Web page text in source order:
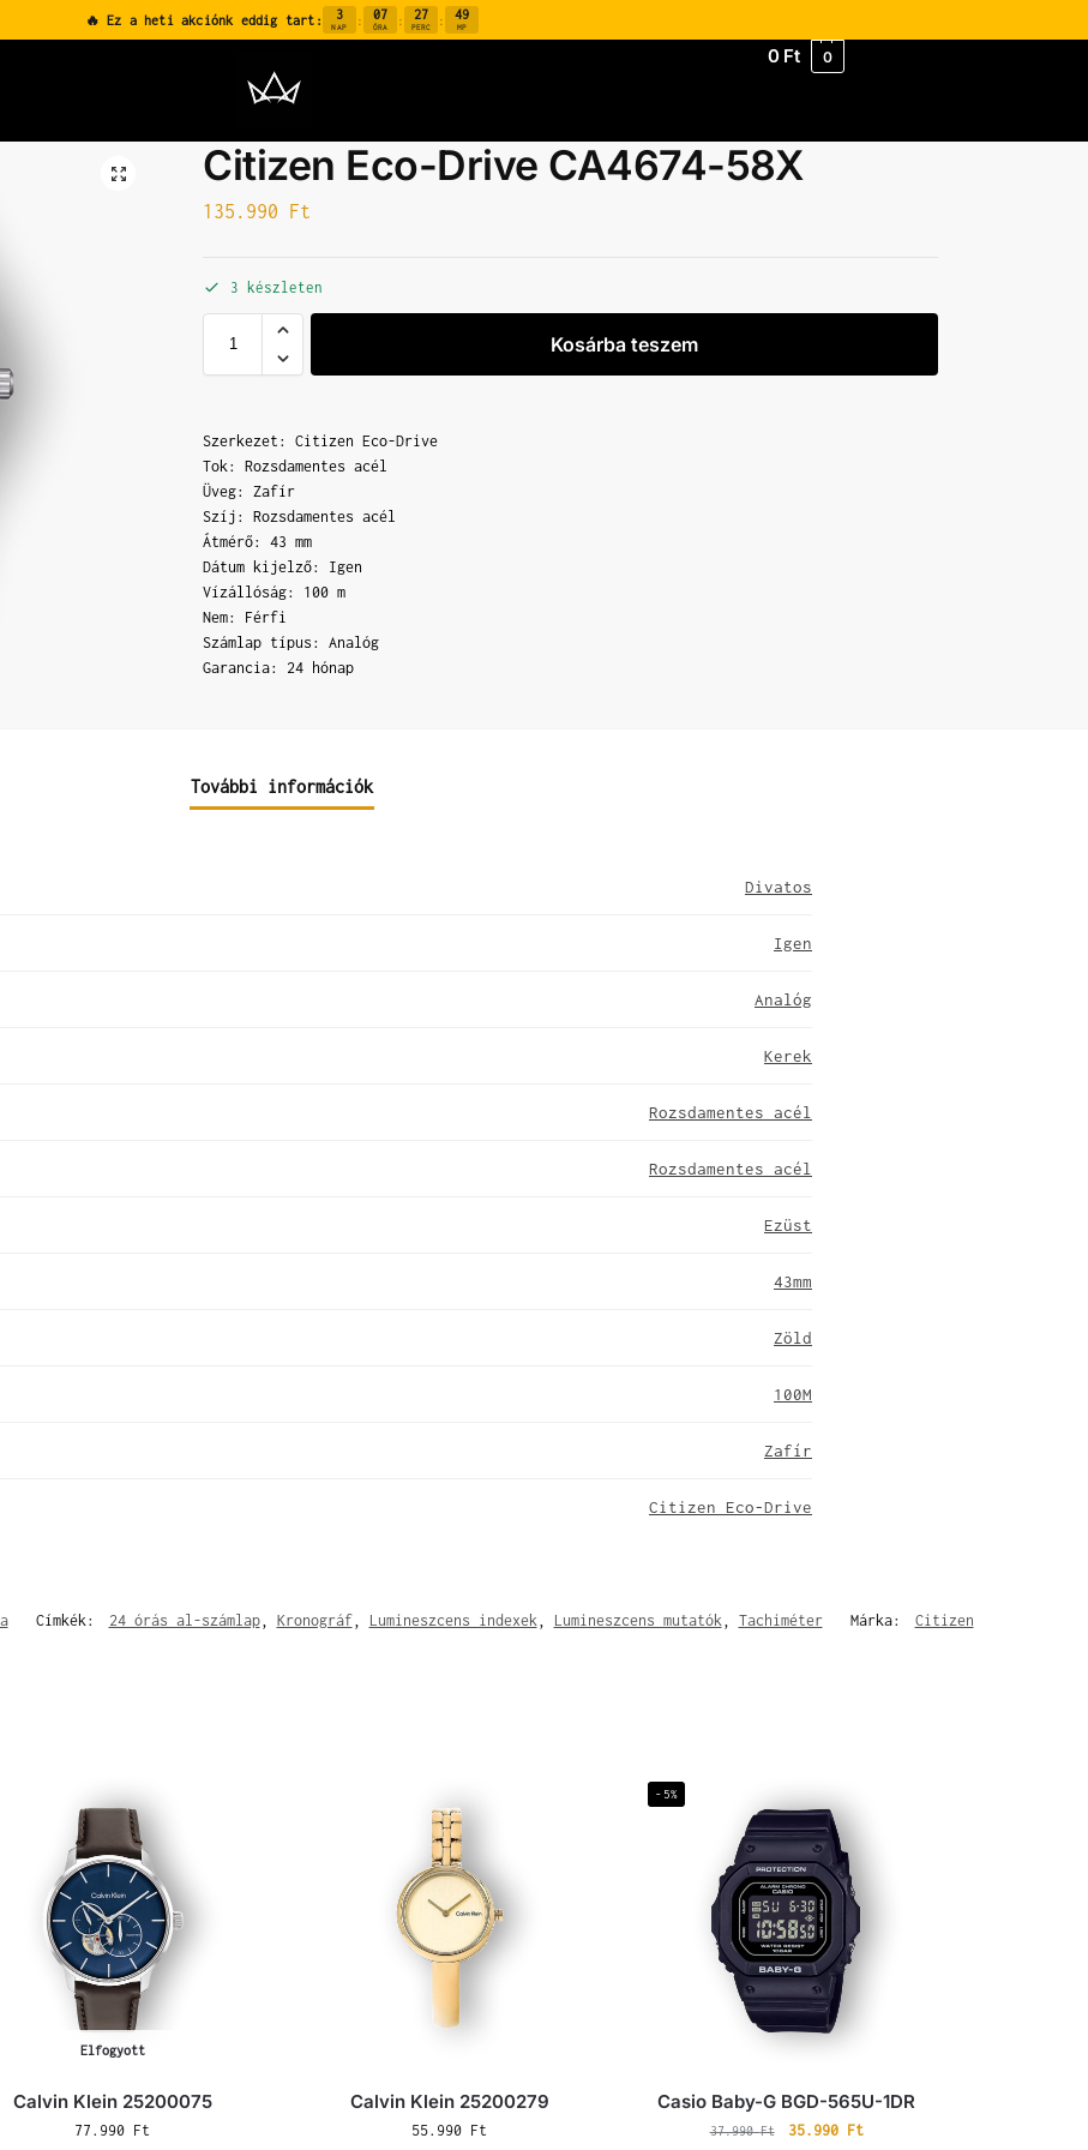
🔥 Ez a heti akciónk eddig tart: 3
NAP : 07
ÓRA : 27
PERC : 48
MP
0 Ft 0
Citizen Eco-Drive CA4674-58X
135.990 Ft
3 készleten
Kosárba teszem
Szerkezet: Citizen Eco-Drive
Tok: Rozsdamentes acél
Üveg: Zafír
Szíj: Rozsdamentes acél
Átmérő: 43 mm
Dátum kijelző: Igen
Vízállóság: 100 m
Nem: Férfi
Számlap típus: Analóg
Garancia: 24 hónap
További információk
Divatos
Igen
Analóg
Kerek
Rozsdamentes acél
Rozsdamentes acél
Ezüst
43mm
Zöld
100M
Zafír
Citizen Eco-Drive
Címkék: 24 órás al-számlap, Kronográf, Lumineszcens indexek, Lumineszcens mutatók, Tachiméter Márka: Citizen
Elfogyott
Calvin Klein 25200075
77.990 Ft
Calvin Klein 25200279
55.990 Ft
-5%
Casio Baby-G BGD-565U-1DR
37.990Ft 35.990 Ft